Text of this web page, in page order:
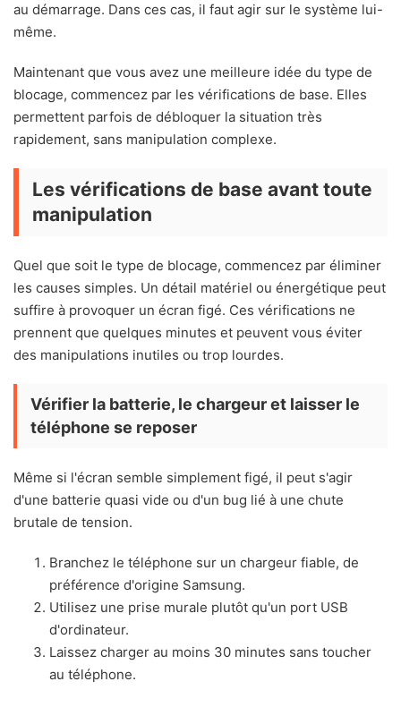
au démarrage. Dans ces cas, il faut agir sur le système lui-
même.
Maintenant que vous avez une meilleure idée du type de
blocage, commencez par les vérifications de base. Elles
permettent parfois de débloquer la situation très
rapidement, sans manipulation complexe.
Les vérifications de base avant toute
manipulation
Quel que soit le type de blocage, commencez par éliminer
les causes simples. Un détail matériel ou énergétique peut
suffire à provoquer un écran figé. Ces vérifications ne
prennent que quelques minutes et peuvent vous éviter
des manipulations inutiles ou trop lourdes.
Vérifier la batterie, le chargeur et laisser le
téléphone se reposer
Même si l'écran semble simplement figé, il peut s'agir
d'une batterie quasi vide ou d'un bug lié à une chute
brutale de tension.
Branchez le téléphone sur un chargeur fiable, de
préférence d'origine Samsung.
Utilisez une prise murale plutôt qu'un port USB
d'ordinateur.
Laissez charger au moins 30 minutes sans toucher
au téléphone.